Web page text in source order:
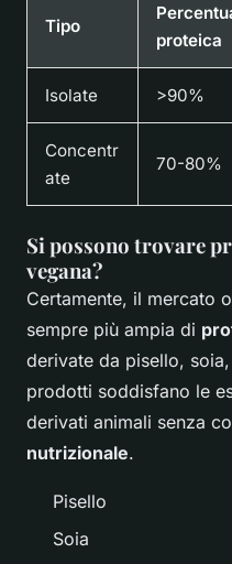
Tipo
proteica
Isolate >90%
Concentr
ate
70-80%
Si possono trovare
vegana?
Certamente, il mercato
sempre più ampia di
derivate da pisello,
prodotti soddisfano le
derivati animali senza
nutrizionale.
Pisello
Soia